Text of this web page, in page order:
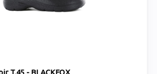
T.45 - BLACKFOX